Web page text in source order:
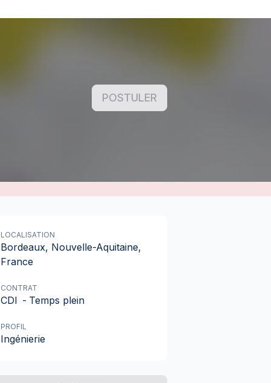
POSTULER
LOCALISATION
Bordeaux, Nouvelle-Aquitaine,
France
CONTRAT
CDI - Temps plein
PROFIL
Ingénierie